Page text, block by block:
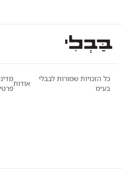
כל הזכויות שמורות לבבלי
בע״מ
אודות